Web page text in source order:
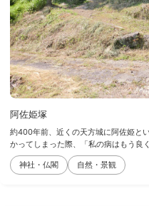
阿佐姫塚
約400年前、近くの天方城に阿佐姫と
かってしまった際、「私の病はもう良
神社・仏閣 自然・景観